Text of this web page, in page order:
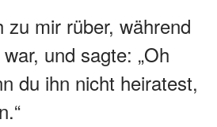
zu mir rüber, während
und sagte: „Oh
du ihn nicht heiratest,